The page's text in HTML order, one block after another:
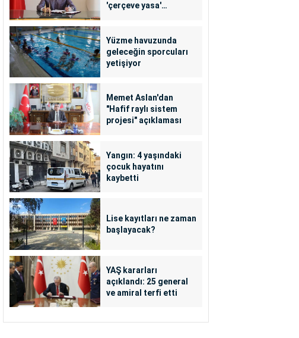
'çerçeve yasa'
Yüzme havuzunda
geleceğin sporcuları
yetişiyor
Memet Aslan'dan
"Hafif raylı sistem
projesi" açıklaması
Yangın: 4 yaşındaki
çocuk hayatını
kaybetti
Lise kayıtları ne zaman
başlayacak?
YAŞ kararları
açıklandı: 25 general
ve amiral terfi etti